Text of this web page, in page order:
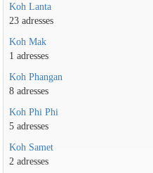
Koh Lanta
23 adresses
Koh Mak
1 adresses
Koh Phangan
8 adresses
Koh Phi Phi
5 adresses
Koh Samet
2 adresses